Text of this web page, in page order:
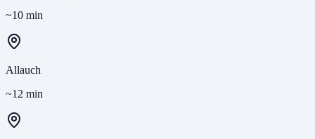
~10 min
Allauch
~12 min